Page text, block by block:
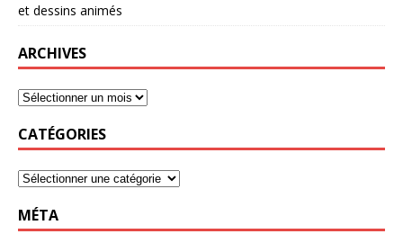
et dessins animés
ARCHIVES
CATÉGORIES
MÉTA